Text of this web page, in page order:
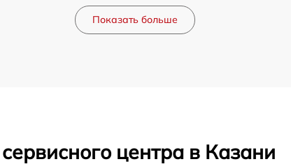
Показать больше
центра в Казани